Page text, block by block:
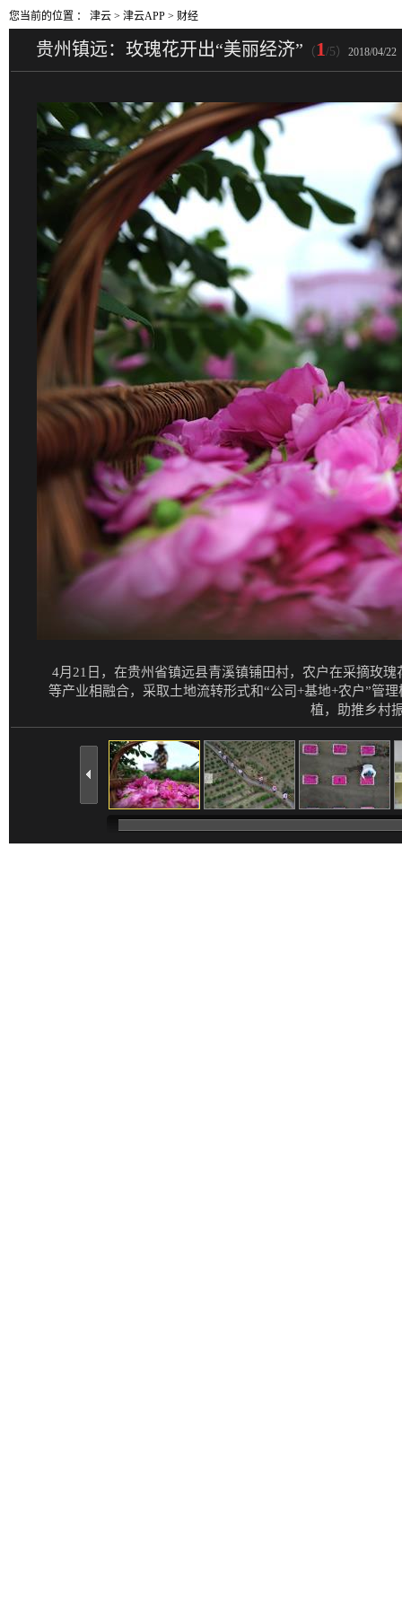
您当前的位置 ： 津云 > 津云APP > 财经
贵州镇远：玫瑰花开出“美丽经济” （ 1/5） 2018/04/22
4月21日，在贵州省镇远县青溪镇铺田村，农户在采摘玫
等产业相融合，采取土地流转形式和“公司+基地+农户”管
植，助推乡村